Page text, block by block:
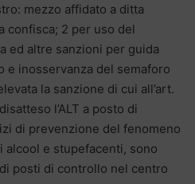
mezzo affidato a ditta
confisca; 2 per uso del
ed altre sanzioni per guida
e inosservanza del semaforo
la sanzione di cui all’art.
l’ALT a posto di
di prevenzione del fenomeno
alcool e stupefacenti, sono
posti di controllo nel centro